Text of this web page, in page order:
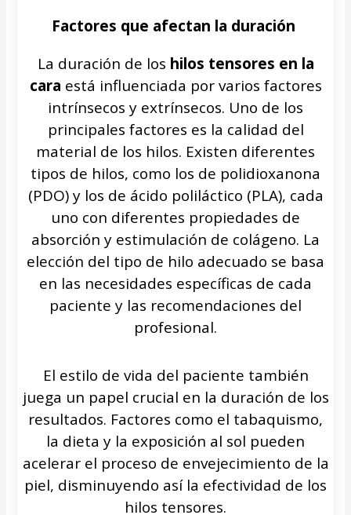
Factores que afectan la duración
La duración de los hilos tensores en la
cara está influenciada por varios factores
intrínsecos y extrínsecos. Uno de los
principales factores es la calidad del
material de los hilos. Existen diferentes
tipos de hilos, como los de polidioxanona
(PDO) y los de ácido poliláctico (PLA), cada
uno con diferentes propiedades de
absorción y estimulación de colágeno. La
elección del tipo de hilo adecuado se basa
en las necesidades específicas de cada
paciente y las recomendaciones del
profesional.
El estilo de vida del paciente también
juega un papel crucial en la duración de los
resultados. Factores como el tabaquismo,
la dieta y la exposición al sol pueden
acelerar el proceso de envejecimiento de la
piel, disminuyendo así la efectividad de los
hilos tensores.